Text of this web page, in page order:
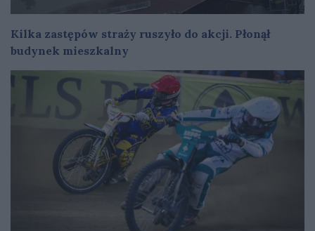
Kilka zastępów straży ruszyło do akcji. Płonął
budynek mieszkalny